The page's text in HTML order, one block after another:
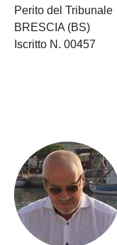
Perito del Tribunale
BRESCIA (BS)
Iscritto N. 00457